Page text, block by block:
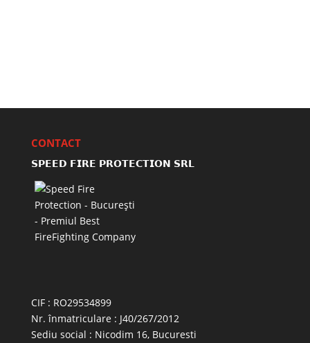
CONTACT
𝗦𝗣𝗘𝗘𝗗 𝗙𝗜𝗥𝗘 𝗣𝗥𝗢𝗧𝗘𝗖𝗧𝗜𝗢𝗡 𝗦𝗥𝗟
CIF : RO29534899
Nr. înmatriculare : J40/267/2012
Sediu social : Nicodim 16, Bucuresti